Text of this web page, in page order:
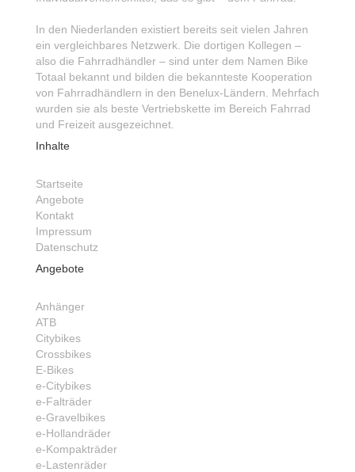
In den Niederlanden existiert bereits seit vielen Jahren
ein vergleichbares Netzwerk. Die dortigen Kollegen –
also die Fahrradhändler – sind unter dem Namen Bike
Totaal bekannt und bilden die bekannteste Kooperation
von Fahrradhändlern in den Benelux-Ländern. Mehrfach
wurden sie als beste Vertriebskette im Bereich Fahrrad
und Freizeit ausgezeichnet.
Inhalte
Startseite
Angebote
Kontakt
Impressum
Datenschutz
Angebote
Anhänger
ATB
Citybikes
Crossbikes
E-Bikes
e-Citybikes
e-Falträder
e-Gravelbikes
e-Hollandräder
e-Kompakträder
e-Lastenräder